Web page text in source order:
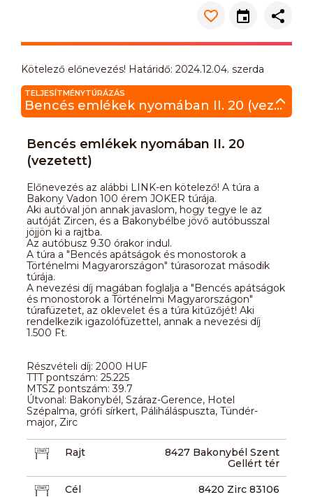
Kötelező előnevezés! Határidő: 2024.12.04. szerda
TELJESÍTMÉNYTÚRÁZÁS
Bencés emlékek nyomában II. 20 (vezetett)
Bencés emlékek nyomában II. 20
(vezetett)
Előnevezés az alábbi LINK-en kötelező! A túra a
Bakony Vadon 100 érem JOKER túrája.
Aki autóval jön annak javaslom, hogy tegye le az
autóját Zircen, és a Bakonybélbe jövő autóbusszal
jöjjön ki a rajtba.
Az autóbusz 9.30 órakor indul.
A túra a "Bencés apátságok és monostorok a
Történelmi Magyarországon" túrasorozat második
túrája.
A nevezési díj magában foglalja a "Bencés apátságok
és monostorok a Történelmi Magyarországon"
túrafüzetet, az oklevelet és a túra kitűzőjét! Aki
rendelkezik igazolófüzettel, annak a nevezési díj
1.500 Ft.
Részvételi díj: 2000 HUF
TTT pontszám: 25.225
MTSZ pontszám: 39.7
Útvonal: Bakonybél, Száraz-Gerence, Hotel
Szépalma, grófi sírkert, Páliháláspuszta, Tündér-
major, Zirc
Rajt
8427 Bakonybél Szent
Gellért tér
Cél 8420 Zirc 83106